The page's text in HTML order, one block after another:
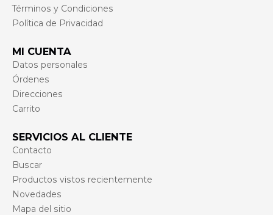
Términos y Condiciones
Política de Privacidad
MI CUENTA
Datos personales
Órdenes
Direcciones
Carrito
SERVICIOS AL CLIENTE
Contacto
Buscar
Productos vistos recientemente
Novedades
Mapa del sitio